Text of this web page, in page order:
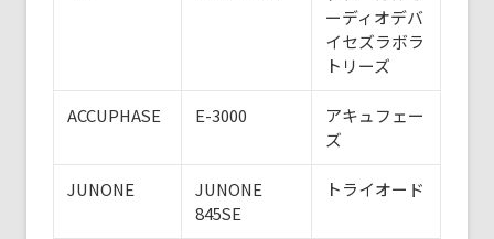
ーディオデバ
イセズラボラ
トリーズ
ACCUPHASE E-3000
アキュフェー
ズ
JUNONE
JUNONE
845SE
トライオード